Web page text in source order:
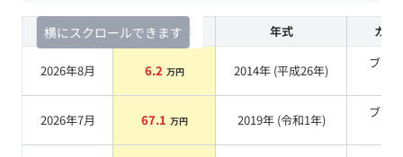
横にスクロールできます
査定時期 セルカ実績 年式 カラ
2026年8月 6.2 万円 2014年 (平成26年)
ブラ
2026年7月 67.1 万円 2019年 (令和1年)
ブラ